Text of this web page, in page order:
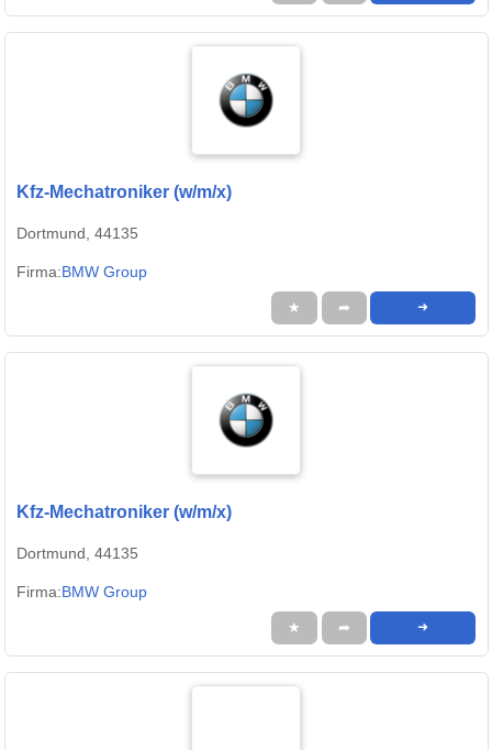
Kfz-Mechatroniker (w/m/x)
Dortmund, 44135
Firma:BMW Group
★ ➦ ➜
Kfz-Mechatroniker (w/m/x)
Dortmund, 44135
Firma:BMW Group
★ ➦ ➜